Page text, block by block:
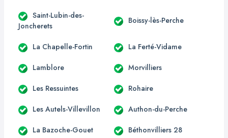
Saint-Lubin-des-
Joncherets
Boissy-lès-Perche
La Chapelle-Fortin La Ferté-Vidame
Lamblore Morvilliers
Les Ressuintes Rohaire
Les Autels-Villevillon Authon-du-Perche
La Bazoche-Gouet Béthonvilliers 28